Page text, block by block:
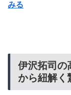
みる
伊沢拓司の
から紐解く